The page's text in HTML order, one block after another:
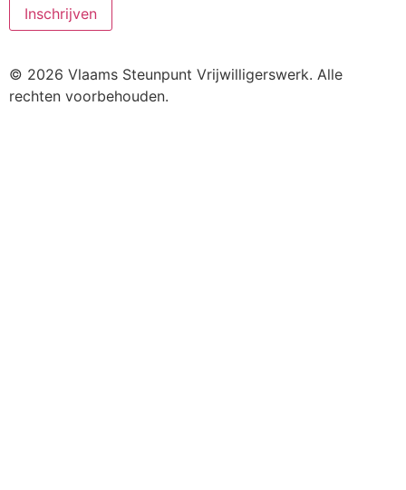
© 2026 Vlaams Steunpunt Vrijwilligerswerk. Alle
rechten voorbehouden.